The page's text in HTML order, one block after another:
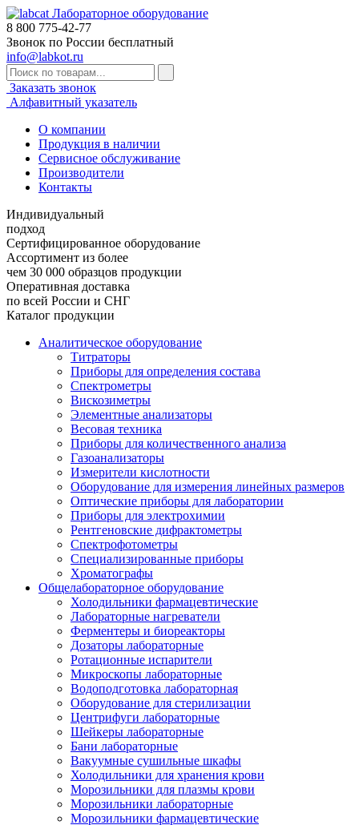
Лабораторное оборудование
8 800 775-42-77
Звонок по России бесплатный
info@labkot.ru
Заказать звонок
Алфавитный указатель
О компании
Продукция в наличии
Сервисное обслуживание
Производители
Контакты
Индивидуальный
подход
Сертифицированное оборудование
Ассортимент из более
чем 30 000 образцов продукции
Оперативная доставка
по всей России и СНГ
Каталог продукции
Аналитическое оборудование
Титраторы
Приборы для определения состава
Спектрометры
Вискозиметры
Элементные анализаторы
Весовая техника
Приборы для количественного анализа
Газоанализаторы
Измерители кислотности
Оборудование для измерения линейных размеров
Оптические приборы для лаборатории
Приборы для электрохимии
Рентгеновские дифрактометры
Спектрофотометры
Специализированные приборы
Хроматографы
Общелабораторное оборудование
Холодильники фармацевтические
Лабораторные нагреватели
Ферментеры и биореакторы
Дозаторы лабораторные
Ротационные испарители
Микроскопы лабораторные
Водоподготовка лабораторная
Оборудование для стерилизации
Центрифуги лабораторные
Шейкеры лабораторные
Бани лабораторные
Вакуумные сушильные шкафы
Холодильники для хранения крови
Морозильники для плазмы крови
Морозильники лабораторные
Морозильники фармацевтические